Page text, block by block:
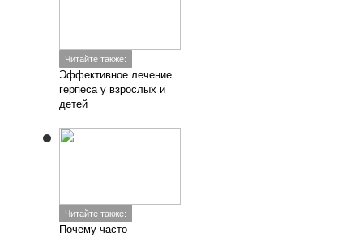
Читайте также:
Эффективное лечение
герпеса у взрослых и
детей
Читайте также:
Почему часто